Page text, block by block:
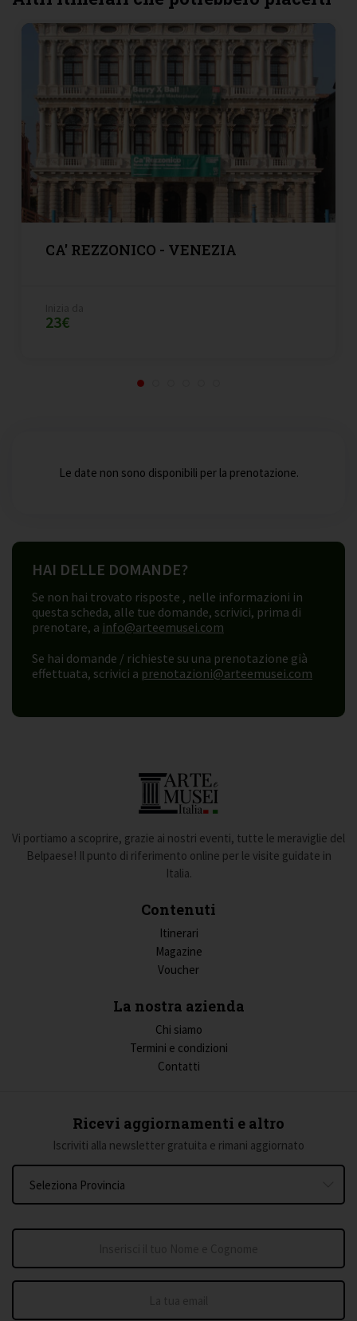
CA' REZZONICO - VENEZIA
23€
Le date non sono disponibili per la prenotazione.
HAI DELLE DOMANDE?
Se non hai trovato risposte , nelle informazioni in
questa scheda, alle tue domande, scrivici, prima di
prenotare, a info@arteemusei.com
Se hai domande / richieste su una prenotazione già
effettuata, scrivici a prenotazioni@arteemusei.com
Vi portiamo a scoprire, grazie ai nostri eventi, tutte le meraviglie del
Belpaese! Il punto di riferimento online per le visite guidate in
Italia.
Contenuti
Itinerari
Magazine
Voucher
La nostra azienda
Chi siamo
Termini e condizioni
Contatti
Ricevi aggiornamenti e altro
Iscriviti alla newsletter gratuita e rimani aggiornato